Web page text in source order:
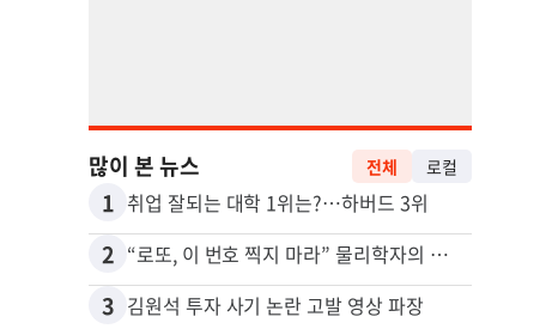
많이 본 뉴스 전체 로컬
1 취업 잘되는 대학 1위는?…하버드 3위
2 “로또, 이 번호 찍지 마라” 물리학자의 당첨금 높이는 비밀
3 김원석 투자 사기 논란 고발 영상 파장